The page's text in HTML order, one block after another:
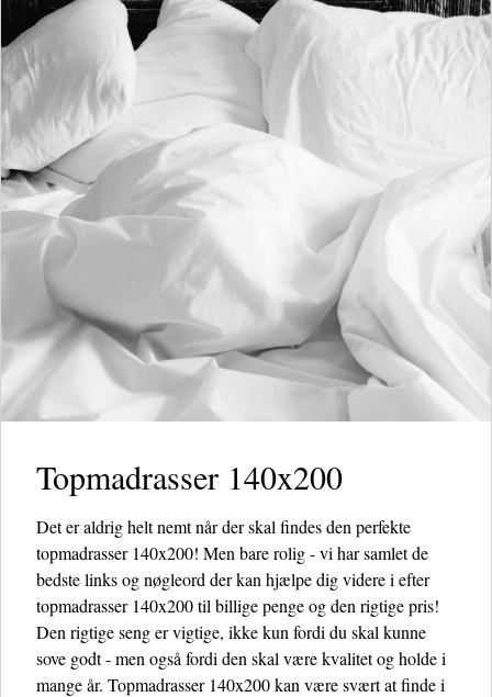
Topmadrasser 140x200
Det er aldrig helt nemt når der skal findes den perfekte
topmadrasser 140x200! Men bare rolig - vi har samlet de
bedste links og nøgleord der kan hjælpe dig videre i efter
topmadrasser 140x200 til billige penge og den rigtige pris!
Den rigtige seng er vigtige, ikke kun fordi du skal kunne
sove godt - men også fordi den skal være kvalitet og holde i
mange år. Topmadrasser 140x200 kan være svært at finde i